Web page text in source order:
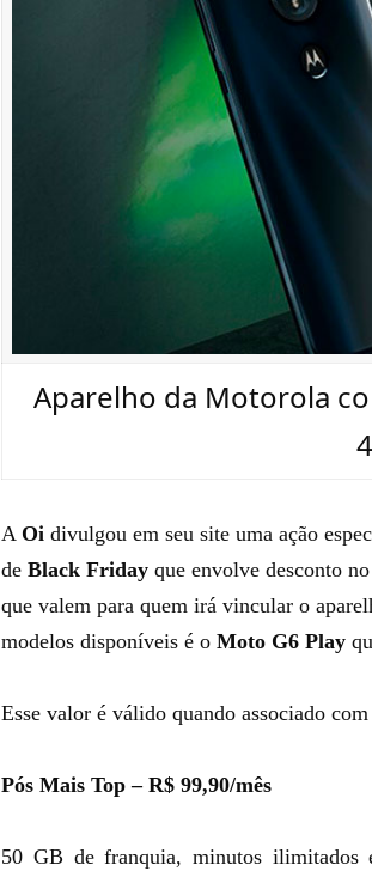
Aparelho da Motorola
A Oidivulgou em seu site uma ação
deBlack Friday que envolve desconto
que valem para quem irá vincular o
modelos disponíveis é oMoto G6 Play
Esse valor é válido quando associado
Pós Mais Top – R$ 99,90/mês
50 GB de franquia, minutos ilimitados